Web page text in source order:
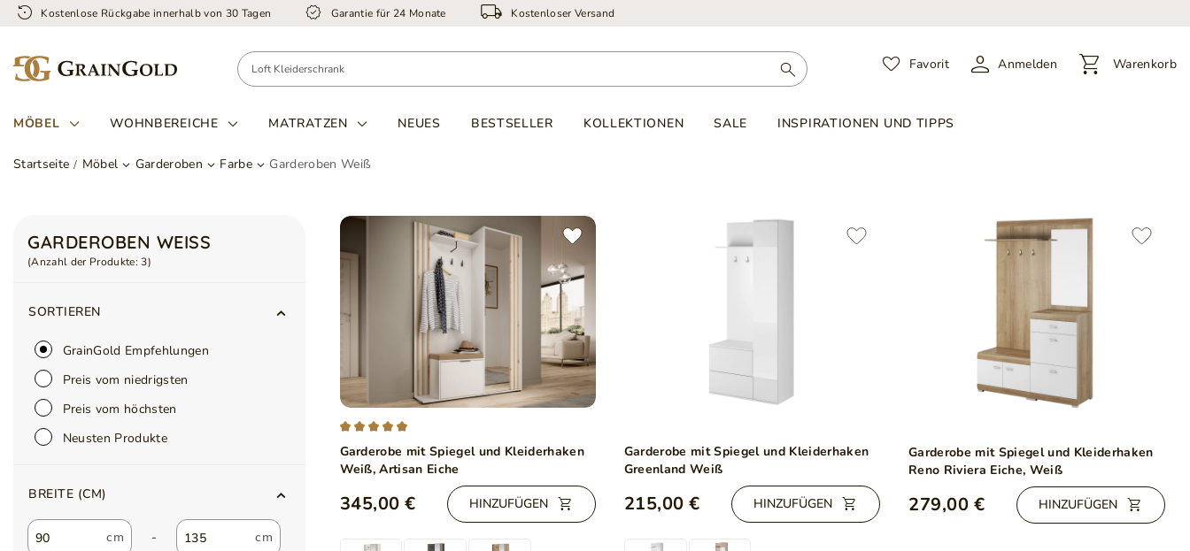
Kostenlose Rückgabe innerhalb von 30 Tagen Garantie für 24 Monate Kostenloser Versand
Favorit Anmelden Warenkorb
MÖBEL WOHNBEREICHE MATRATZEN NEUES BESTSELLER KOLLEKTIONEN SALE INSPIRATIONEN UND TIPPS
Startseite Möbel Garderoben Farbe Garderoben Weiß
GARDEROBEN WEISS
(Anzahl der Produkte:3)
SORTIEREN
GrainGold Empfehlungen
Preis vom niedrigsten
Preis vom höchsten
Neusten Produkte
BREITE (CM)
-
Garderobe mit Spiegel und Kleiderhaken
Weiß, Artisan Eiche
345,00 € HINZUFÜGEN
Garderobe mit Spiegel und Kleiderhaken
Greenland Weiß
215,00 € HINZUFÜGEN
Garderobe mit Spiegel und Kleiderhaken
Reno Riviera Eiche, Weiß
279,00 € HINZUFÜGEN